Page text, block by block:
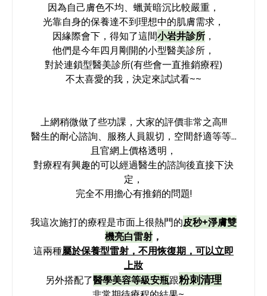
因為自己膚色不均、蠟黃暗沉比較嚴重，
光靠自身的保養達不到理想中的肌膚需求，
因緣際會下，得知了這間小岩井診所 ，
他們是今年四月剛開的小型醫美診所，
對於連鎖型醫美診所(有些會一直推銷療程)
不太喜愛的我， 決定來試試看~~
上網稍微做了些功課，大家的評價非常之高!!!
醫生的耐心諮詢、服務人員親切，空間舒適等等...
且官網上價格透明 ，
對療程有興趣的可以經過醫生的諮詢後直接下決
定，
完全不用擔心有推銷的問題!
我這次施打的療程是市面上很熱門的皮秒+淨膚雙
機亮白雷射 ，
這兩種屬於保養型雷射，不用恢復期，可以立即
上妝
另外搭配了醫學美容等級安瓶跟粉刺清理